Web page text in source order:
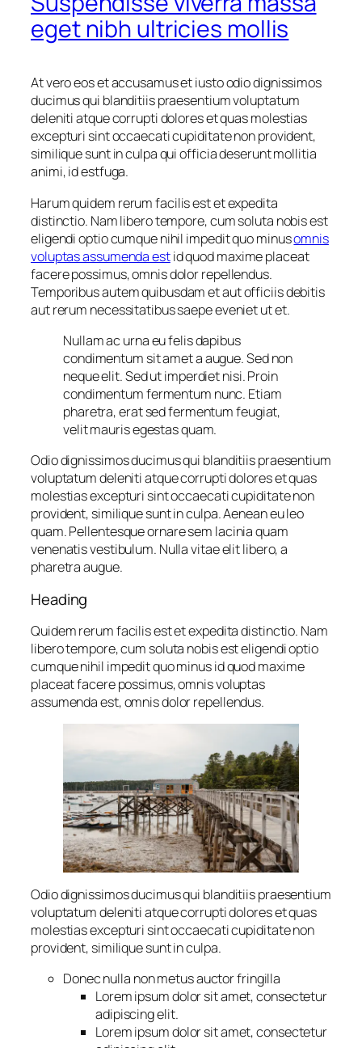
eget nibh ultricies mollis
At vero eos et accusamus et iusto odio dignissimos
ducimus qui blanditiis praesentium voluptatum
deleniti atque corrupti dolores et quas molestias
excepturi sint occaecati cupiditate non provident,
similique sunt in culpa qui officia deserunt mollitia
animi, id estfuga.
Harum quidem rerum facilis est et expedita
distinctio. Nam libero tempore, cum soluta nobis est
eligendi optio cumque nihil impedit quo minusomnis
voluptas assumenda estid quod maxime placeat
facere possimus, omnis dolor repellendus.
Temporibus autem quibusdam et aut officiis debitis
aut rerum necessitatibus saepe eveniet ut et.
Nullam ac urna eu felis dapibus
condimentum sit amet a augue. Sed non
neque elit. Sed ut imperdiet nisi. Proin
condimentum fermentum nunc. Etiam
pharetra, erat sed fermentum feugiat,
velit mauris egestas quam.
Odio dignissimos ducimus qui blanditiis praesentium
voluptatum deleniti atque corrupti dolores et quas
molestias excepturi sint occaecati cupiditate non
provident, similique sunt in culpa. Aenean eu leo
quam. Pellentesque ornare sem lacinia quam
venenatis vestibulum. Nulla vitae elit libero, a
pharetra augue.
Heading
Quidem rerum facilis est et expedita distinctio. Nam
libero tempore, cum soluta nobis est eligendi optio
cumque nihil impedit quo minus id quod maxime
placeat facere possimus, omnis voluptas
assumenda est, omnis dolor repellendus.
Odio dignissimos ducimus qui blanditiis praesentium
voluptatum deleniti atque corrupti dolores et quas
molestias excepturi sint occaecati cupiditate non
provident, similique sunt in culpa.
Donec nulla non metus auctor fringilla
Lorem ipsum dolor sit amet, consectetur
adipiscing elit.
Lorem ipsum dolor sit amet, consectetur